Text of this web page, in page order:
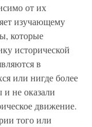
от их
изучающему
которые
исторической
в
или нигде более
не оказали
движение.
того или